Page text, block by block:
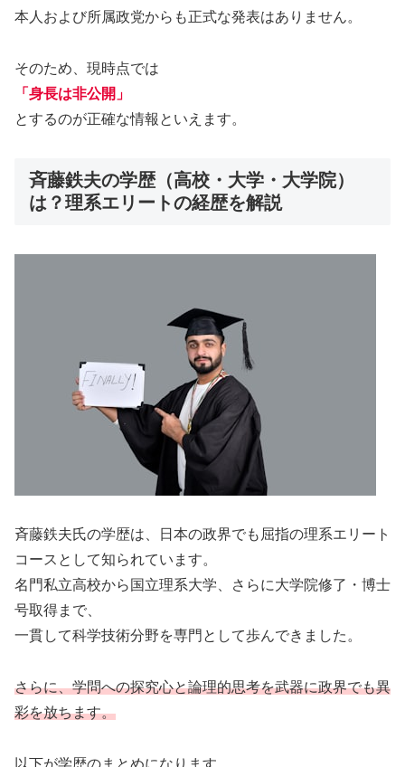
本人および所属政党からも正式な発表はありません。
そのため、現時点では
「身長は非公開」
とするのが正確な情報といえます。
斉藤鉄夫の学歴（高校・大学・大学院）
は？理系エリートの経歴を解説
斉藤鉄夫氏の学歴は、日本の政界でも屈指の理系エリート
コースとして知られています。
名門私立高校から国立理系大学、さらに大学院修了・博士
号取得まで、
一貫して科学技術分野を専門として歩んできました。
さらに、学問への探究心と論理的思考を武器に政界でも異
彩を放ちます。
以下が学歴のまとめになります。